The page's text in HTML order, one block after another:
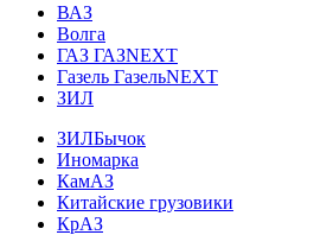
ВАЗ
Волга
ГАЗ ГАЗNEXT
Газель ГазельNEXT
ЗИЛ
ЗИЛБычок
Иномарка
КамАЗ
Китайские грузовики
КрАЗ